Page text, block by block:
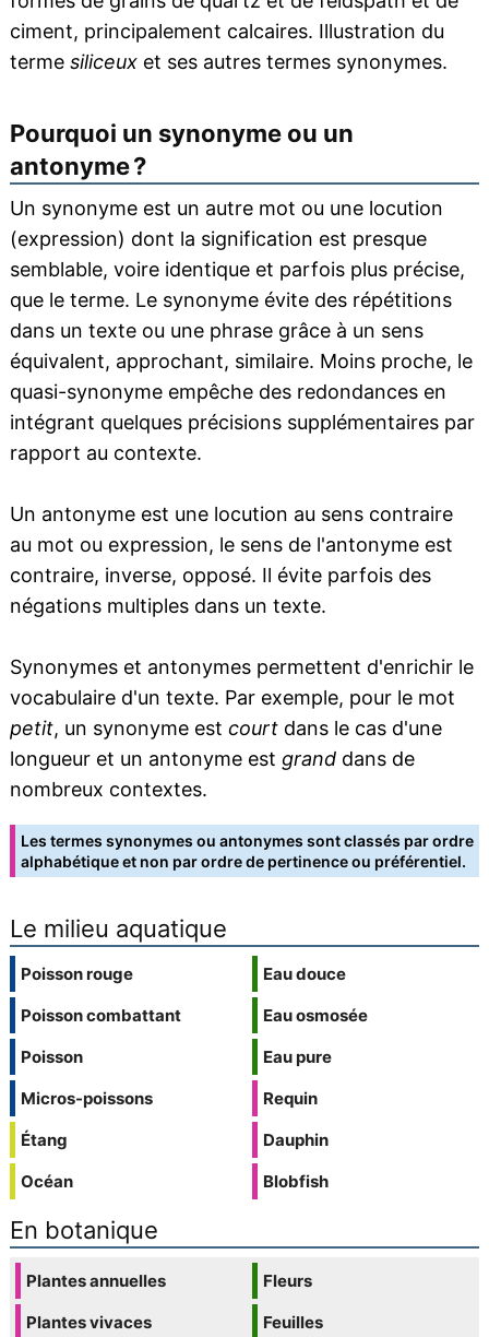
ciment, principalement calcaires. Illustration du
terme siliceuxet ses autres termes synonymes.
Pourquoi un synonyme ou un
antonyme ?
Un synonyme est un autre mot ou une locution
(expression) dont la signification est presque
semblable, voire identique et parfois plus précise,
que le terme. Le synonyme évite des répétitions
dans un texte ou une phrase grâce à un sens
équivalent, approchant, similaire. Moins proche, le
quasi-synonyme empêche des redondances en
intégrant quelques précisions supplémentaires par
rapport au contexte.
Un antonyme est une locution au sens contraire
au mot ou expression, le sens de l'antonyme est
contraire, inverse, opposé. Il évite parfois des
négations multiples dans un texte.
Synonymes et antonymes permettent d'enrichir le
vocabulaire d'un texte. Par exemple, pour le mot
petit, un synonyme est courtdans le cas d'une
longueur et un antonyme est granddans de
nombreux contextes.
Les termes synonymes ou antonymes sont classés par ordre
alphabétique et non par ordre de pertinence ou préférentiel.
Le milieu aquatique
Poisson rouge
Poisson combattant
Poisson
Micros-poissons
Étang
Océan
Eau douce
Eau osmosée
Eau pure
Requin
Dauphin
Blobfish
En botanique
Plantes annuelles
Plantes vivaces
Fleurs
Feuilles